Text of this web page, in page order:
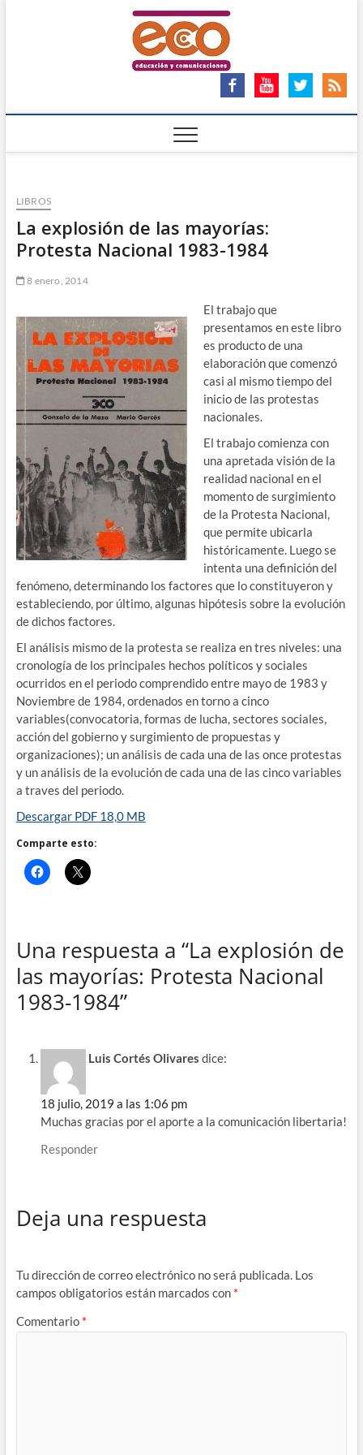
Ong
LIBROS
La explosión de las mayorías:
Protesta Nacional 1983-1984
8 enero, 2014
El trabajo que
presentamos en este libro
es producto de una
elaboración que comenzó
casi al mismo tiempo del
inicio de las protestas
nacionales.
El trabajo comienza con
una apretada visión de la
realidad nacional en el
momento de surgimiento
de la Protesta Nacional,
que permite ubicarla
históricamente. Luego se
intenta una definición del
fenómeno, determinando los factores que lo constituyeron y
estableciendo, por último, algunas hipótesis sobre la evolución
de dichos factores.
El análisis mismo de la protesta se realiza en tres niveles: una
cronología de los principales hechos políticos y sociales
ocurridos en el periodo comprendido entre mayo de 1983 y
Noviembre de 1984, ordenados en torno a cinco
variables(convocatoria, formas de lucha, sectores sociales,
acción del gobierno y surgimiento de propuestas y
organizaciones); un análisis de cada una de las once protestas
y un análisis de la evolución de cada una de las cinco variables
a traves del periodo.
Descargar PDF 18,0 MB
Comparte esto:
Una respuesta a “La explosión de
las mayorías: Protesta Nacional
1983-1984”
Luis Cortés Olivares dice:
18 julio, 2019 a las 1:06 pm
Muchas gracias por el aporte a la comunicación libertaria!
Responder
Deja una respuesta
Tu dirección de correo electrónico no será publicada. Los
campos obligatorios están marcados con *
Comentario *